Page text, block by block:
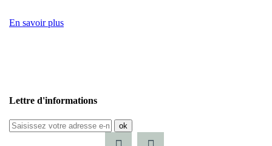
En savoir plus
Lettre d'informations
ok